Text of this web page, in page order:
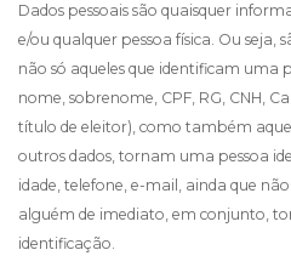
Dados pessoais são quaisquer
e/ou qualquer pessoa física. Ou seja,
não só aqueles que identificam uma
nome, sobrenome, CPF, RG, CNH,
título de eleitor), como também
outros dados, tornam uma pessoa
idade, telefone, e-mail, ainda que
alguém de imediato, em conjunto,
identificação.